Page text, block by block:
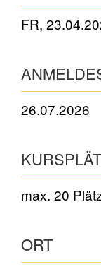
FR,
26.07.2026
max. 20
ORT